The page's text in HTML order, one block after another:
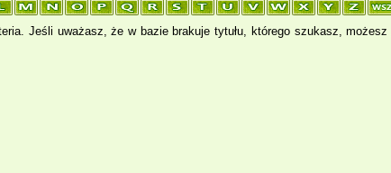
Jeśli uważasz, że w bazie brakuje tytułu, którego szukasz, możesz